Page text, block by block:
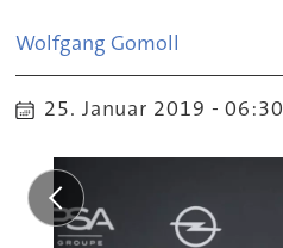
Wolfgang Gomoll
25. Januar 2019 - 06:30